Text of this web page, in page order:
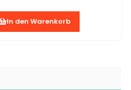
In den Warenkorb